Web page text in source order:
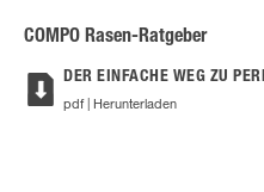
COMPO Rasen-Ratgeber
DER EINFACHE WEG ZU
pdf | Herunterladen